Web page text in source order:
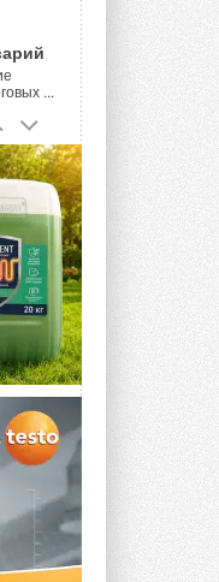
...
PV/T
...
в
Форум
...